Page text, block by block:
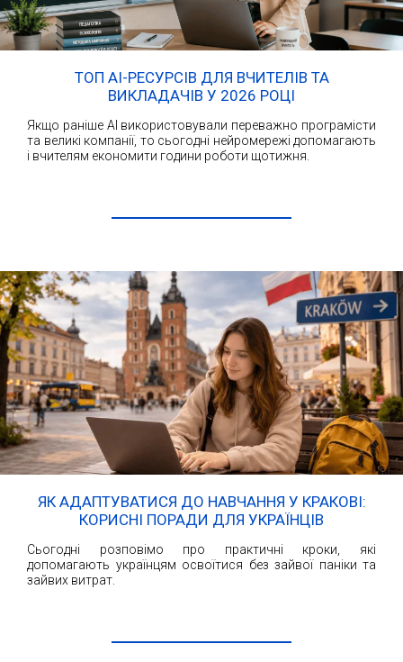
ТОП AI-РЕСУРСІВ ДЛЯ ВЧИТЕЛІВ ТА
ВИКЛАДАЧІВ У 2026 РОЦІ
Якщо раніше AI використовували переважно програмісти
та великі компанії, то сьогодні нейромережі допомагають
і вчителям економити години роботи щотижня.
ЯК АДАПТУВАТИСЯ ДО НАВЧАННЯ У КРАКОВІ:
КОРИСНІ ПОРАДИ ДЛЯ УКРАЇНЦІВ
Сьогодні розповімо про практичні кроки, які
допомагають українцям освоїтися без зайвої паніки та
зайвих витрат.